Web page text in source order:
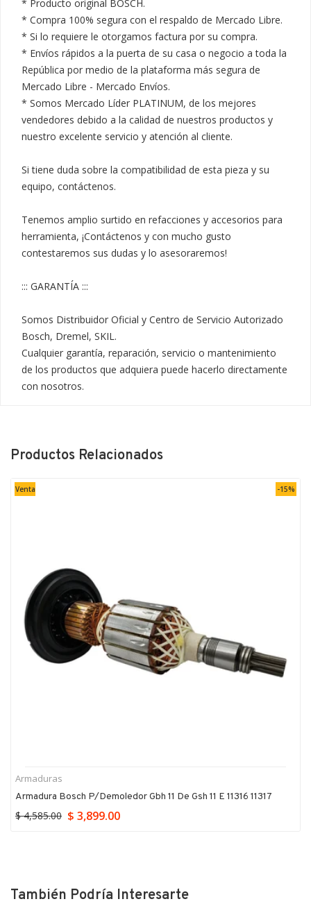
* Producto original BOSCH.
* Compra 100% segura con el respaldo de Mercado Libre.
* Si lo requiere le otorgamos factura por su compra.
* Envíos rápidos a la puerta de su casa o negocio a toda la
República por medio de la plataforma más segura de
Mercado Libre - Mercado Envíos.
* Somos Mercado Líder PLATINUM, de los mejores
vendedores debido a la calidad de nuestros productos y
nuestro excelente servicio y atención al cliente.
Si tiene duda sobre la compatibilidad de esta pieza y su
equipo, contáctenos.
Tenemos amplio surtido en refacciones y accesorios para
herramienta, ¡Contáctenos y con mucho gusto
contestaremos sus dudas y lo asesoraremos!
::: GARANTÍA :::
Somos Distribuidor Oficial y Centro de Servicio Autorizado
Bosch, Dremel, SKIL.
Cualquier garantía, reparación, servicio o mantenimiento
de los productos que adquiera puede hacerlo directamente
con nosotros.
Productos Relacionados
Venta -15%
Armaduras
Armadura Bosch P/demoledor Gbh 11 De Gsh 11 E 11316 11317
$ 4,585.00 $ 3,899.00
También Podría Interesarte